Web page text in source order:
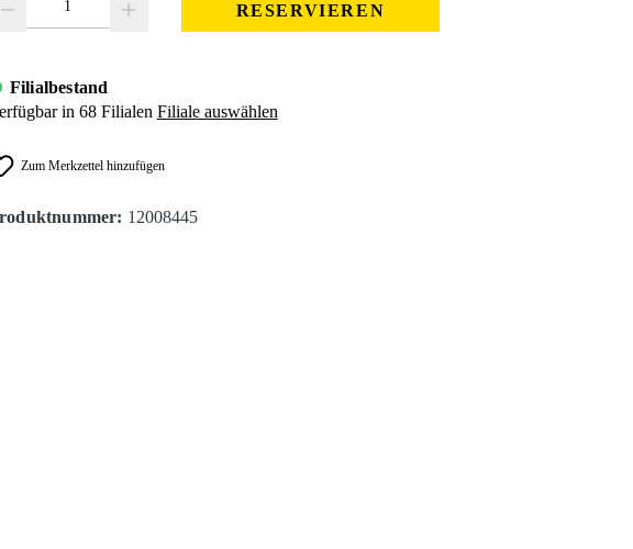
RESERVIEREN
Filialbestand
in 68 Filialen Filiale auswählen
Zum Merkzettel hinzufügen
12008445